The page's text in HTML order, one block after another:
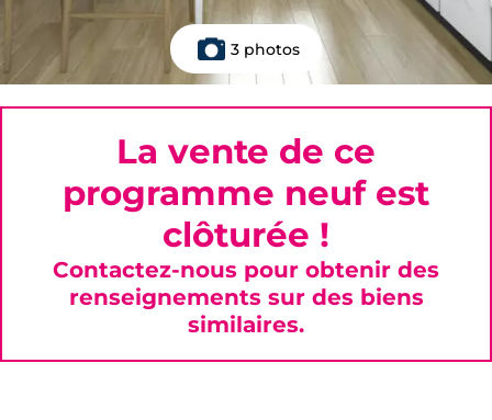
3 photos
La vente de ce
programme neuf est
clôturée !
Contactez-nous pour obtenir des
renseignements sur des biens
similaires.